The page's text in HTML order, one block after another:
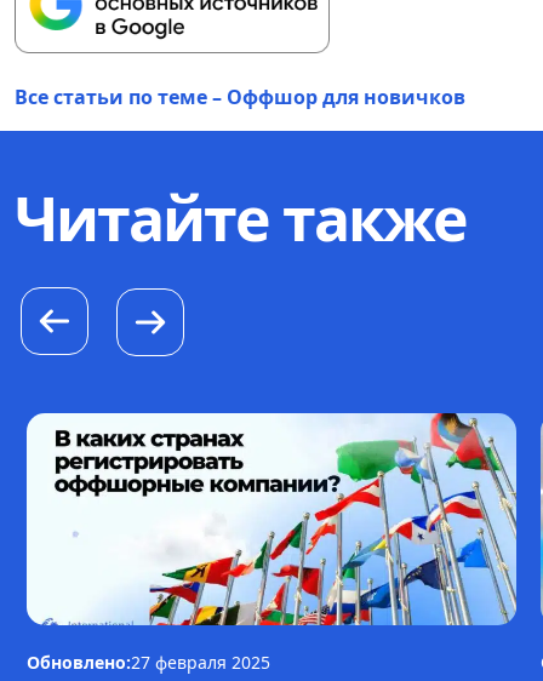
Все статьи по теме – Оффшор для новичков
Читайте также
Обновлено:27 февраля 2025